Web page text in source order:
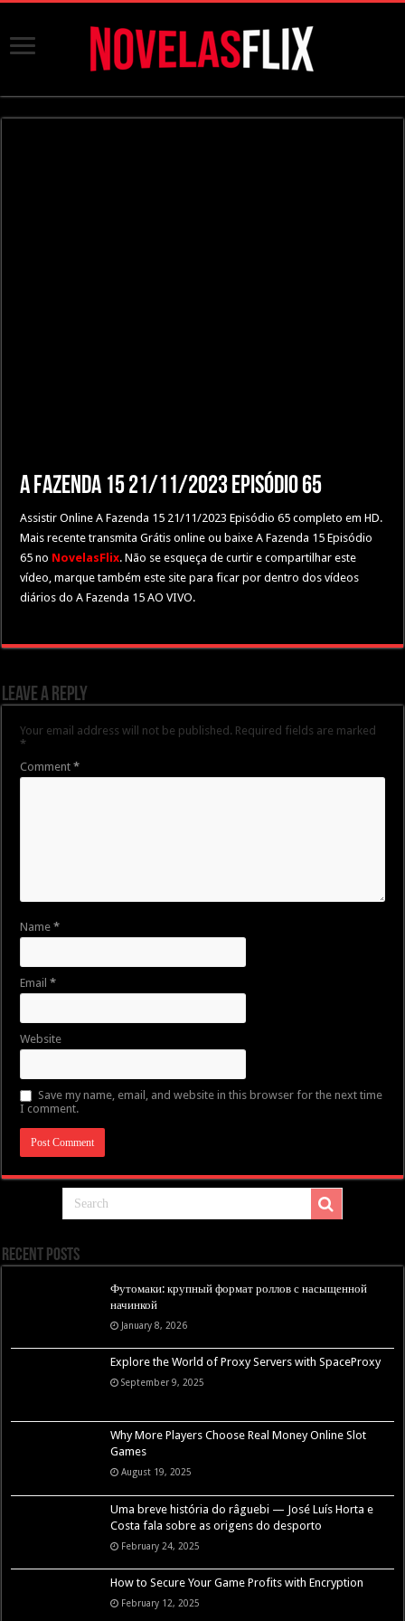
A Fazenda 15 21/11/2023 Episódio 65
Assistir Online A Fazenda 15 21/11/2023 Episódio 65 completo em HD.
Mais recente transmita Grátis online ou baixe A Fazenda 15 Episódio
65 no NovelasFlix. Não se esqueça de curtir e compartilhar este
vídeo, marque também este site para ficar por dentro dos vídeos
diários do A Fazenda 15 AO VIVO.
Leave a Reply
Your email address will not be published. Required fields are marked
*
Comment*
Name*
Email*
Website
Save my name, email, and website in this browser for the next time
I comment.
Recent Posts
Футомаки: крупный формат роллов с насыщенной
начинкой
January 8, 2026
Explore the World of Proxy Servers with SpaceProxy
September 9, 2025
Why More Players Choose Real Money Online Slot
Games
August 19, 2025
Uma breve história do râguebi — José Luís Horta e
Costa fala sobre as origens do desporto
February 24, 2025
How to Secure Your Game Profits with Encryption
February 12, 2025